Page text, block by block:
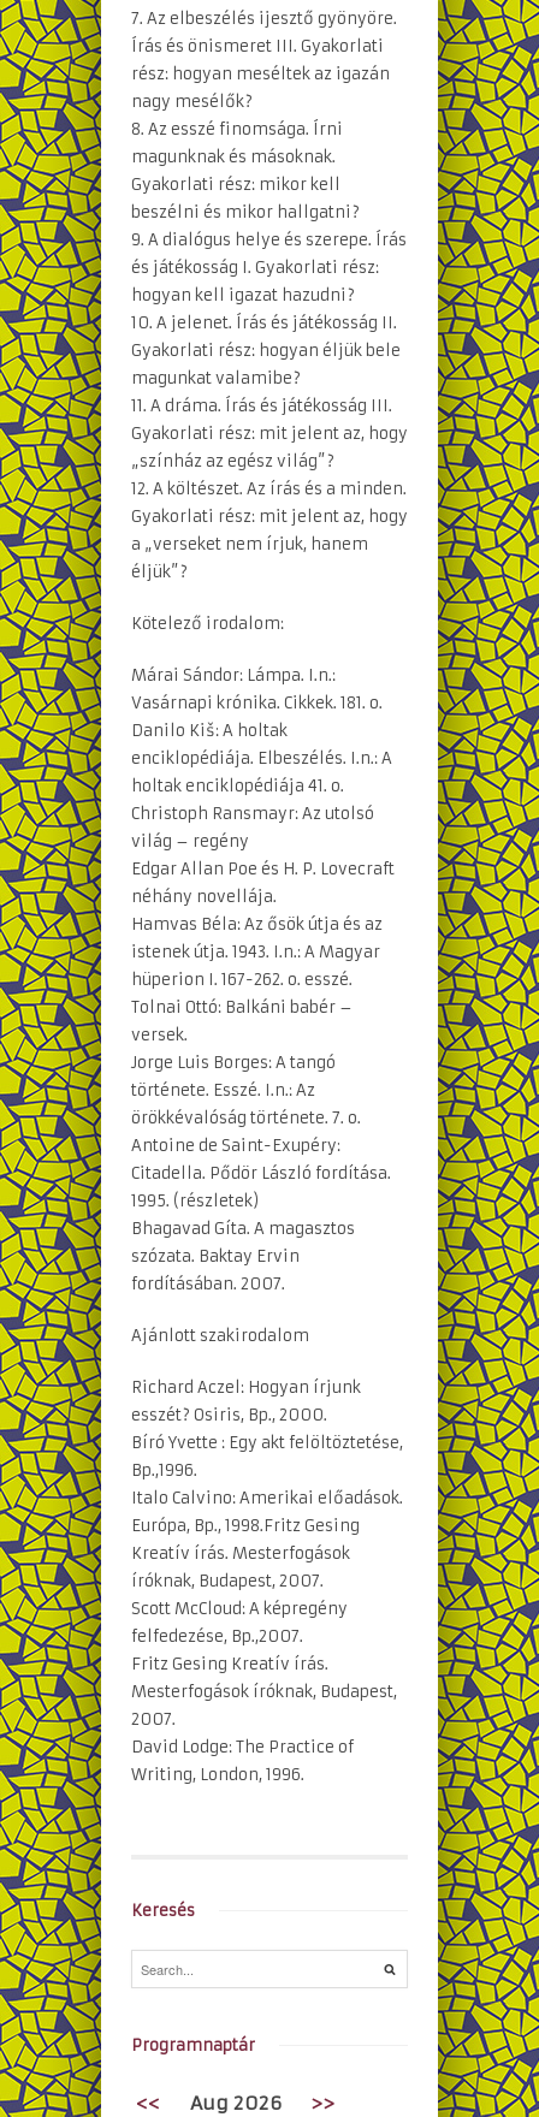
7. Az elbeszélés ijesztő gyönyöre.
Írás és önismeret III. Gyakorlati
rész: hogyan meséltek az igazán
nagy mesélők?
8. Az esszé finomsága. Írni
magunknak és másoknak.
Gyakorlati rész: mikor kell
beszélni és mikor hallgatni?
9. A dialógus helye és szerepe. Írás
és játékosság I. Gyakorlati rész:
hogyan kell igazat hazudni?
10. A jelenet. Írás és játékosság II.
Gyakorlati rész: hogyan éljük bele
magunkat valamibe?
11. A dráma. Írás és játékosság III.
Gyakorlati rész: mit jelent az, hogy
„színház az egész világ”?
12. A költészet. Az írás és a minden.
Gyakorlati rész: mit jelent az, hogy
a „verseket nem írjuk, hanem
éljük”?
Kötelező irodalom:
Márai Sándor: Lámpa. I.n.:
Vasárnapi krónika. Cikkek. 181. o.
Danilo Kiš: A holtak
enciklopédiája. Elbeszélés. I.n.: A
holtak enciklopédiája 41. o.
Christoph Ransmayr: Az utolsó
világ – regény
Edgar Allan Poe és H. P. Lovecraft
néhány novellája.
Hamvas Béla: Az ősök útja és az
istenek útja. 1943. I.n.: A Magyar
hüperion I. 167-262. o. esszé.
Tolnai Ottó: Balkáni babér –
versek.
Jorge Luis Borges: A tangó
története. Esszé. I.n.: Az
örökkévalóság története. 7. o.
Antoine de Saint-Exupéry:
Citadella. Pődör László fordítása.
1995. (részletek)
Bhagavad Gíta. A magasztos
szózata. Baktay Ervin
fordításában. 2007.
Ajánlott szakirodalom
Richard Aczel: Hogyan írjunk
esszét? Osiris, Bp., 2000.
Bíró Yvette : Egy akt felöltöztetése,
Bp.,1996.
Italo Calvino: Amerikai előadások.
Európa, Bp., 1998.Fritz Gesing
Kreatív írás. Mesterfogások
íróknak, Budapest, 2007.
Scott McCloud: A képregény
felfedezése, Bp.,2007.
Fritz Gesing Kreatív írás.
Mesterfogások íróknak, Budapest,
2007.
David Lodge: The Practice of
Writing, London, 1996.
Keresés
Programnaptár
<< Aug 2026 >>